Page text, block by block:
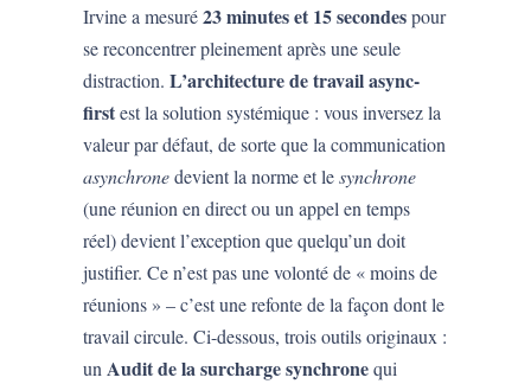
Irvine a mesuré23 minutes et 15 secondespour
se reconcentrer pleinement après une seule
distraction.L’architecture de travail async-
firstest la solution systémique : vous inversez la
valeur par défaut, de sorte que la communication
asynchronedevient la norme et lesynchrone
(une réunion en direct ou un appel en temps
réel) devient l’exception que quelqu’un doit
justifier. Ce n’est pas une volonté de « moins de
réunions » – c’est une refonte de la façon dont le
travail circule. Ci-dessous, trois outils originaux :
unAudit de la surcharge synchronequi